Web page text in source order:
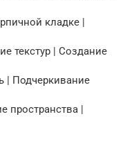
кладке |
текстур | Создание
| Подчеркивание
пространства |